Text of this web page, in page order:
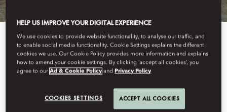
HELP US IMPROVE YOUR DIGITAL EXPERIENCE
We use cookies to provide website functionality, to analyse our traffic, and
to enable social media functionality. Cookie Settings explains the different
cookies we use. Our Cookie Policy provides more information and explains
how to amend your cookie settings. By clicking ‘accept all cookies’, you
agree to ourAd & Cookie Policy and Privacy Policy
COOKIES SETTINGS ACCEPT ALL COOKIES